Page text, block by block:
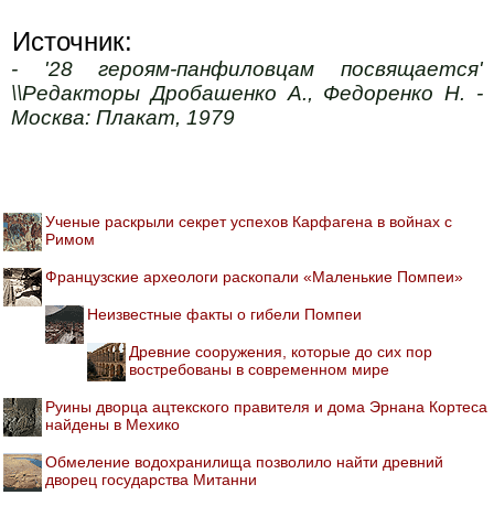
Источник:
- '28 героям-панфиловцам посвящается'
\\Редакторы Дробашенко А., Федоренко Н. -
Москва: Плакат, 1979
Ученые раскрыли секрет успехов Карфагена в войнах с
Римом
Французские археологи раскопали «Маленькие Помпеи»
Неизвестные факты о гибели Помпеи
Древние сооружения, которые до сих пор
востребованы в современном мире
Руины дворца ацтекского правителя и дома Эрнана Кортеса
найдены в Мехико
Обмеление водохранилища позволило найти древний
дворец государства Митанни